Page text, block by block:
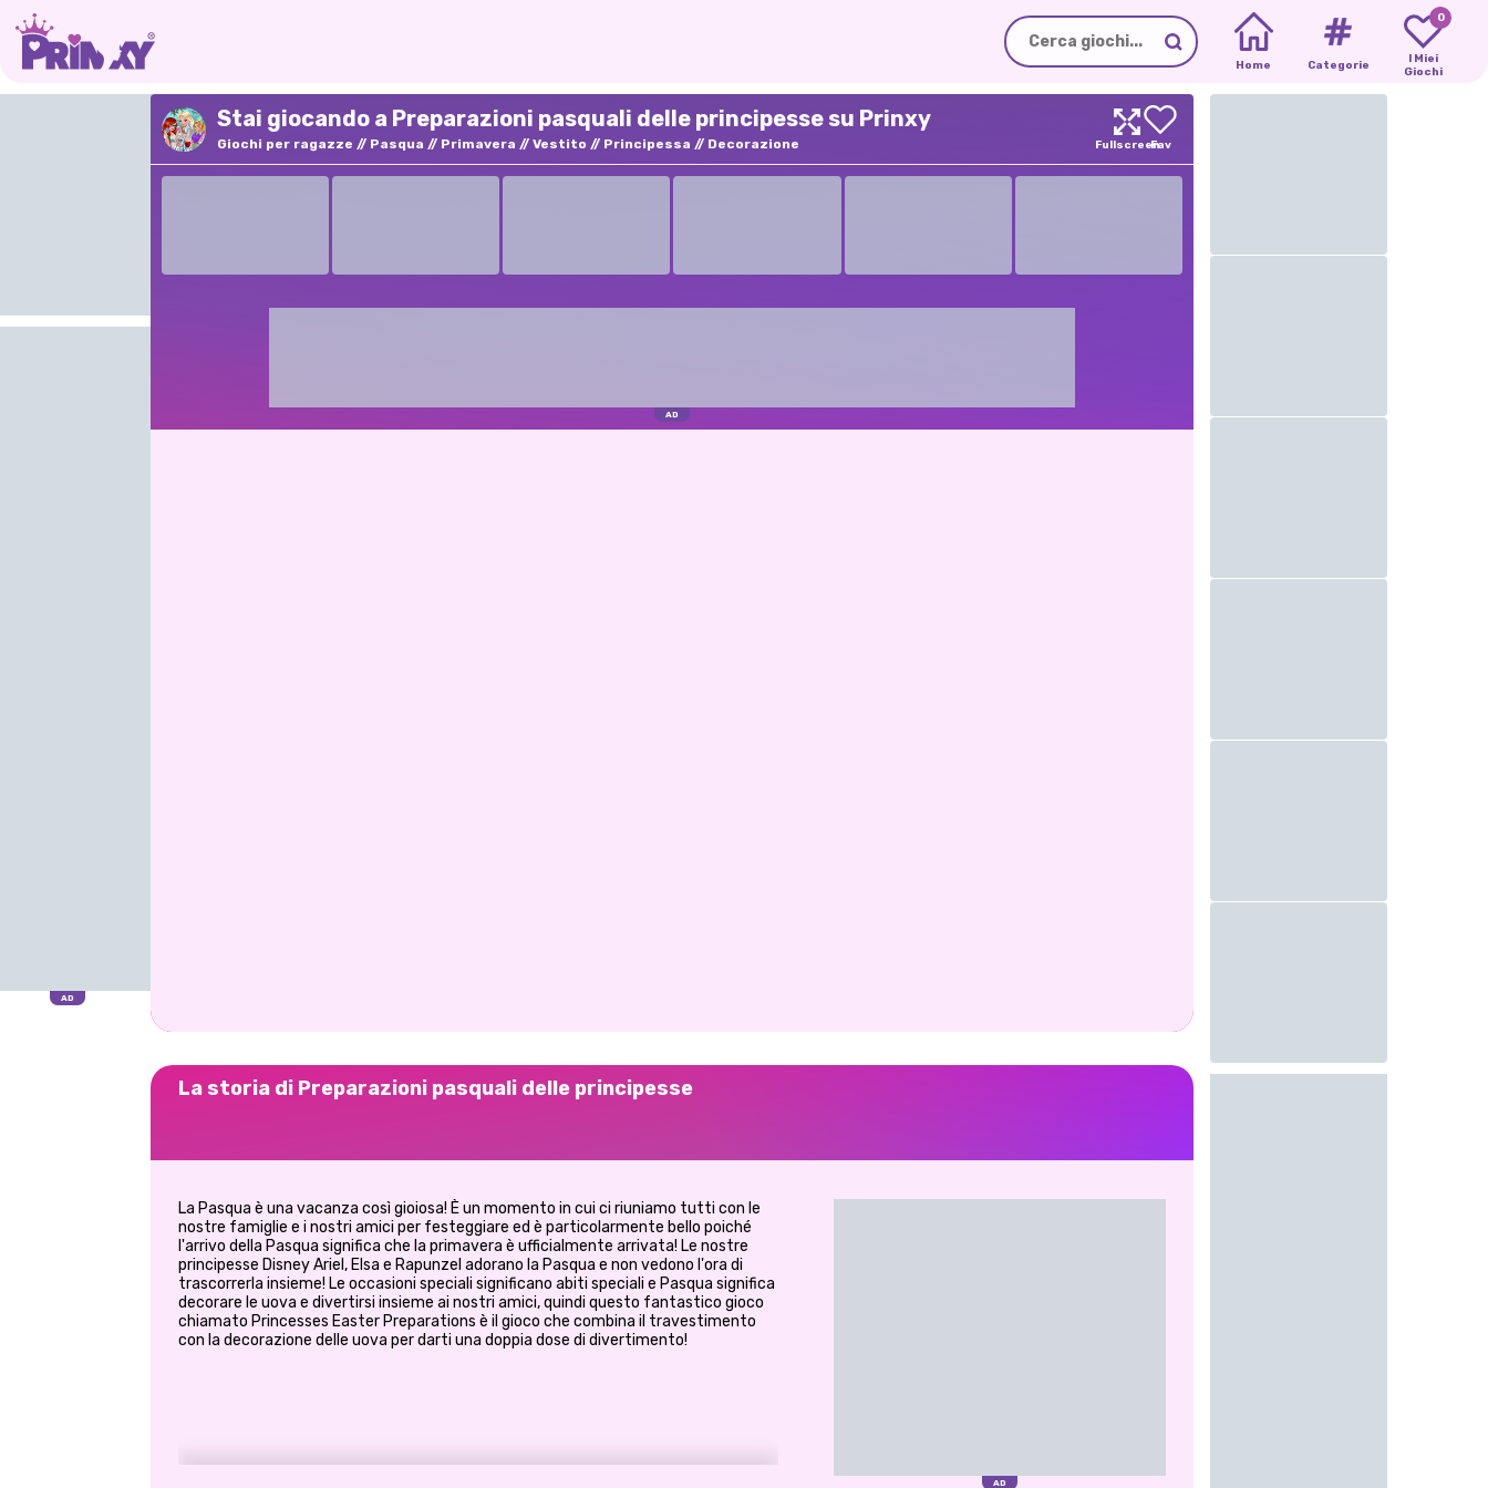
Home Categorie
0
I Miei
Giochi
Stai giocando a Preparazioni pasquali delle principesse su Prinxy
Giochi per ragazze Pasqua Primavera Vestito Principessa Decorazione
La storia di Preparazioni pasquali delle principesse
La Pasqua è una vacanza così gioiosa! È un momento in cui ci riuniamo tutti con le
nostre famiglie e i nostri amici per festeggiare ed è particolarmente bello poiché
l'arrivo della Pasqua significa che la primavera è ufficialmente arrivata! Le nostre
principesse Disney Ariel, Elsa e Rapunzel adorano la Pasqua e non vedono l'ora di
trascorrerla insieme! Le occasioni speciali significano abiti speciali e Pasqua significa
decorare le uova e divertirsi insieme ai nostri amici, quindi questo fantastico gioco
chiamato Princesses Easter Preparations è il gioco che combina il travestimento
con la decorazione delle uova per darti una doppia dose di divertimento!